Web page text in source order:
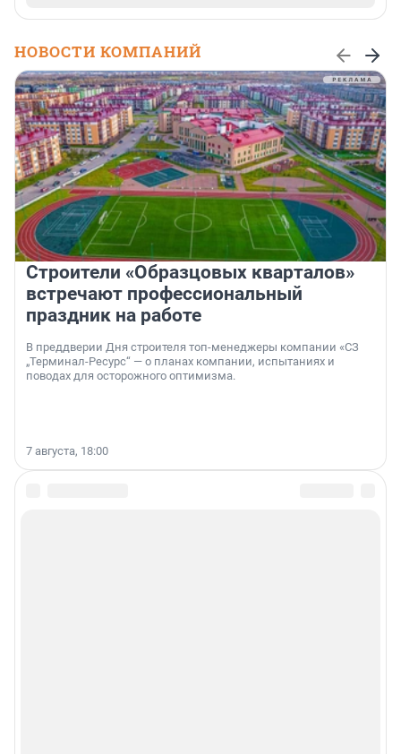
НОВОСТИ КОМПАНИЙ
Строители «Образцовых кварталов»
встречают профессиональный
праздник на работе
В преддверии Дня строителя топ-менеджеры компании «СЗ
„Терминал-Ресурс“ — о планах компании, испытаниях и
поводах для осторожного оптимизма.
7 августа, 18:00